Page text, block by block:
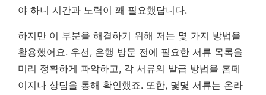
야 하니 시간과 노력이 꽤 필요했답니다.
하지만 이 부분을 해결하기 위해 저는 몇 가지 방법을
활용했어요. 우선, 은행 방문 전에 필요한 서류 목록을
미리 정확하게 파악하고, 각 서류의 발급 방법을 홈페
이지나 상담을 통해 확인했죠. 또한, 몇몇 서류는 온라